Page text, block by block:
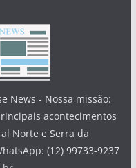
News - Nossa missão:
acontecimentos
Norte e Serra da
(12) 99733-9237